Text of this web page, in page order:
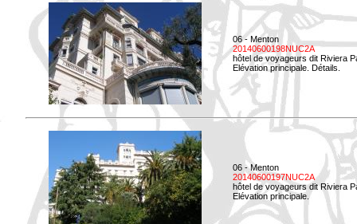
06 - Menton
20140600198NUC2A
hôtel de voyageurs dit Riviera
Elévation principale. Détails.
06 - Menton
20140600197NUC2A
hôtel de voyageurs dit Riviera
Elévation principale.